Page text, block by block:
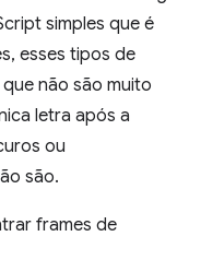
simples que é
esses tipos de
não são muito
letra após a
ou
são.
frames de